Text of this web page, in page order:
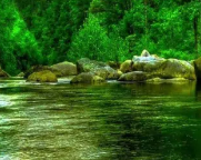
إ
ل
ك
ت
ر
و